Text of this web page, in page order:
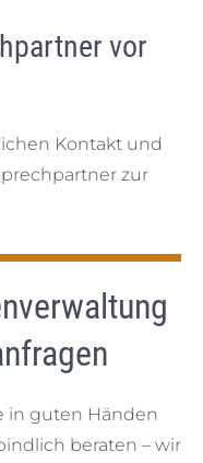
vor
Kontakt und
zur
in guten Händen
beraten – wir